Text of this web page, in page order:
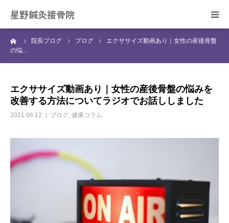
星野鍼灸接骨院
院長ブログ ブログ
エクササイズ動画あり｜女性の産後骨盤
の悩…
エクササイズ動画あり｜女性の産後骨盤の悩みを
改善する方法についてラジオでお話ししました
2021.06.12 ブログ, 健康コラム
ホーム
症状別の治療について
院長ブログ
ご予約・お問合せ
アクセス